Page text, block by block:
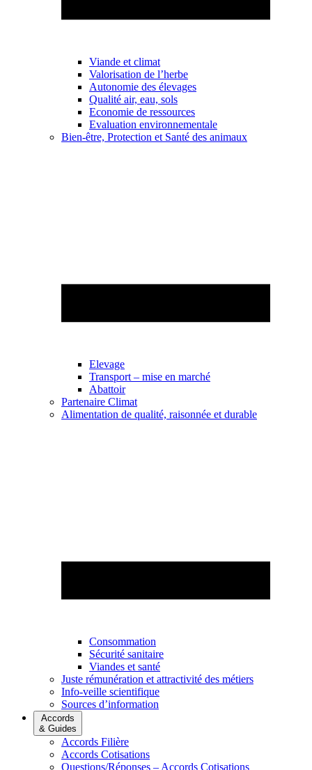
Viande et climat
Valorisation de l’herbe
Autonomie des élevages
Qualité air, eau, sols
Economie de ressources
Evaluation environnementale
Bien-être, Protection et Santé des animaux
Elevage
Transport – mise en marché
Abattoir
Partenaire Climat
Alimentation de qualité, raisonnée et durable
Consommation
Sécurité sanitaire
Viandes et santé
Juste rémunération et attractivité des métiers
Info-veille scientifique
Sources d’information
Accords
& Guides
Accords Filière
Accords Cotisations
Questions/Réponses – Accords Cotisations